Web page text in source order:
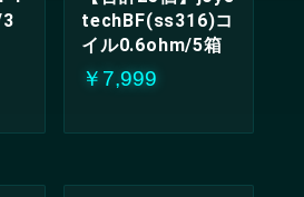
techBF(ss316)コ
イル0.6ohm/5箱
￥7,999